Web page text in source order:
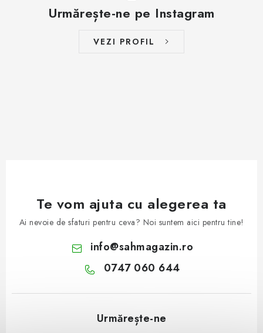
Urmărește-ne pe Instagram
VEZI PROFIL
Te vom ajuta cu alegerea ta
Ai nevoie de sfaturi pentru ceva? Noi suntem aici pentru tine!
info@sahmagazin.ro
0747 060 644